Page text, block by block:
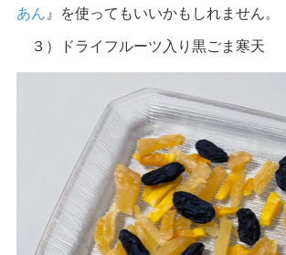
あん』を使ってもいいかもしれません。
３）ドライフルーツ入り黒ごま寒天